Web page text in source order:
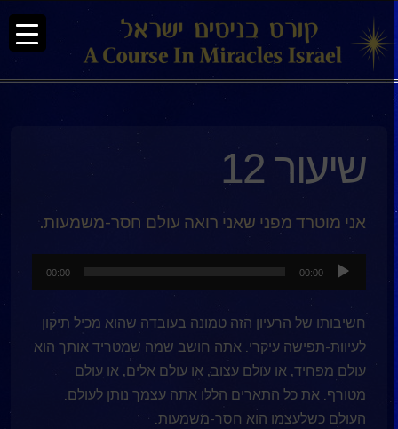
שיעור 12
אני מוטרד מפני שאני רואה עולם חסר-משמעות.
אודיו
00:00
00:00
חשיבותו של הרעיון הזה טמונה בעובדה שהוא מכיל תיקון
לעיוות-תפישה עיקרי. אתה חושב שמה שמטריד אותך הוא
עולם מפחיד, או עולם עצוב, או עולם אלים, או עולם
מטורף. את כל התארים הללו אתה עצמך נותן לעולם.
העולם כשלעצמו הוא חסר-משמעות.